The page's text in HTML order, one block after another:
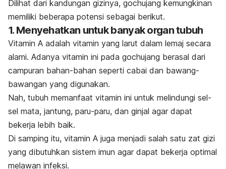
Dilihat dari kandungan gizinya, gochujang kemungkinan
memiliki beberapa potensi sebagai berikut.
1. Menyehatkan untuk banyak organ tubuh
Vitamin A adalah vitamin yang larut dalam lemaj secara
alami. Adanya vitamin ini pada gochujang berasal dari
campuran bahan-bahan seperti cabai dan bawang-
bawangan yang digunakan.
Nah, tubuh memanfaat vitamin ini untuk melindungi sel-
sel mata, jantung, paru-paru, dan ginjal agar dapat
bekerja lebih baik.
Di samping itu, vitamin A juga menjadi salah satu zat gizi
yang dibutuhkan sistem imun agar dapat bekerja optimal
melawan infeksi.